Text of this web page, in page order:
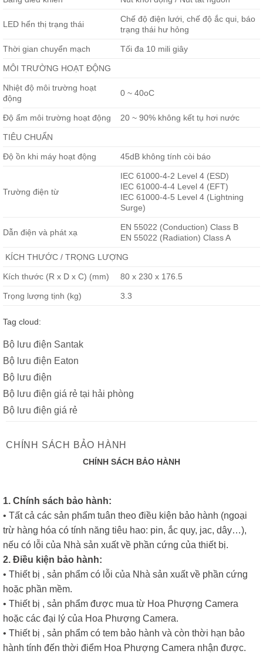
LED hển thị trạng thái
Chế độ điện lưới, chế độ ắc qui, báo
trạng thái hư hỏng
Thời gian chuyển mạch Tối đa 10 mili giây
MÔI TRƯỜNG HOẠT ĐỘNG
Nhiệt độ môi trường hoạt
động
0 ~ 40oC
Độ ẩm môi trường hoạt động 20 ~ 90% không kết tụ hơi nước
TIÊU CHUẨN
Độ ồn khi máy hoạt động 45dB không tính còi báo
Trường điện từ
IEC 61000-4-2 Level 4 (ESD)
IEC 61000-4-4 Level 4 (EFT)
IEC 61000-4-5 Level 4 (Lightning
Surge)
Dẫn điện và phát xạ
EN 55022 (Conduction) Class B
EN 55022 (Radiation) Class A
KÍCH THƯỚC / TRỌNG LƯỢNG
Kích thước (R x D x C) (mm) 80 x 230 x 176.5
Trọng lượng tịnh (kg) 3.3
Tag cloud:
Bộ lưu điện Santak
Bộ lưu điện Eaton
Bộ lưu điện
Bộ lưu điện giá rẻ tại hải phòng
Bộ lưu điện giá rẻ
CHÍNH SÁCH BẢO HÀNH
CHÍNH SÁCH BẢO HÀNH
1. Chính sách bảo hành:
• Tất cả các sản phẩm tuân theo điều kiện bảo hành (ngoại
trừ hàng hóa có tính năng tiêu hao: pin, ắc quy, jac, dây…),
nếu có lỗi của Nhà sản xuất về phần cứng của thiết bị.
2. Điều kiện bảo hành:
• Thiết bị , sản phẩm có lỗi của Nhà sản xuất về phần cứng
hoặc phần mềm.
• Thiết bị , sản phẩm được mua từ Hoa Phượng Camera
hoặc các đại lý của Hoa Phượng Camera.
• Thiết bị , sản phẩm có tem bảo hành và còn thời hạn bảo
hành tính đến thời điểm Hoa Phượng Camera nhận được.